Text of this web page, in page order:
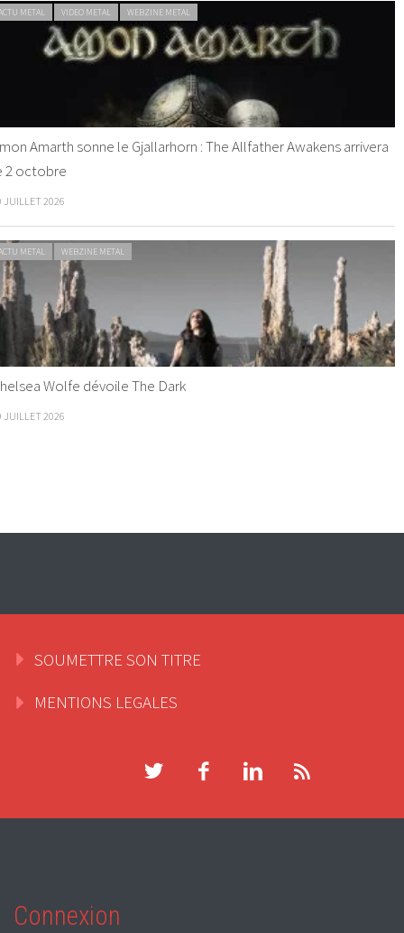
METAL VIDEO METAL WEBZINE METAL
Amarth sonne le Gjallarhorn : The Allfather Awakens arrivera
2 octobre
JUILLET 2026
METAL WEBZINE METAL
Wolfe dévoile The Dark
JUILLET 2026
SOUMETTRE SON TITRE
MENTIONS LEGALES
Connexion